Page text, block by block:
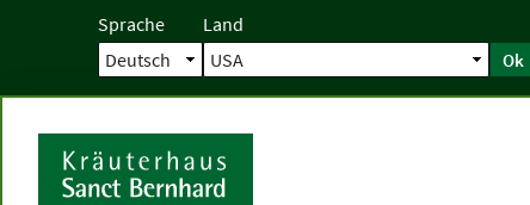
Sprache Land
Ok
Startseite